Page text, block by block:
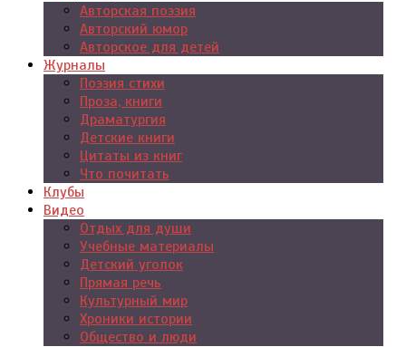
Авторская поэзия
Авторский юмор
Авторское для детей
Журналы
Поэзия стихи
Проза, книги
Драматургия
Детские книги
Цитаты из книг
Что почитать
Клубы
Видео
Отдых для души
Учебные материалы
Детский уголок
Прямая речь
Культурный мир
Хроники истории
Общество и люди